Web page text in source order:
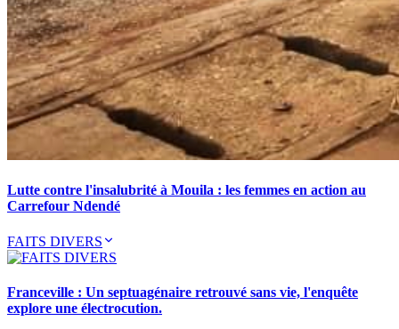
Lutte contre l'insalubrité à Mouila : les femmes en action au
Carrefour Ndendé
FAITS DIVERS
Franceville : Un septuagénaire retrouvé sans vie, l'enquête
explore une électrocution.